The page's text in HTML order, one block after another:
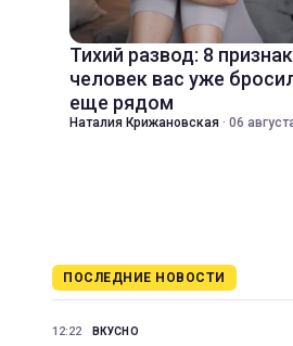
Тихий развод: 8
человек вас уже
еще рядом
Наталия Крижановская · 06
ПОСЛЕДНИЕ НОВОСТИ
12:22 ВКУСНО